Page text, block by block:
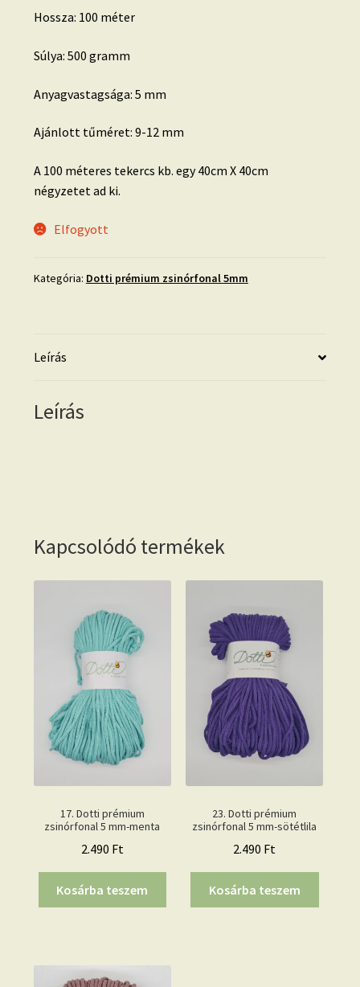
Hossza: 100 méter
Súlya: 500 gramm
Anyagvastagsága: 5 mm
Ajánlott tűméret: 9-12 mm
A 100 méteres tekercs kb. egy 40cm X 40cm
négyzetet ad ki.
Elfogyott
Kategória: Dotti prémium zsinórfonal 5mm
Leírás
Leírás
Kapcsolódó termékek
17. Dotti prémium
zsinórfonal 5 mm-menta
2.490 Ft
Kosárba teszem
23. Dotti prémium
zsinórfonal 5 mm-sötétlila
2.490 Ft
Kosárba teszem